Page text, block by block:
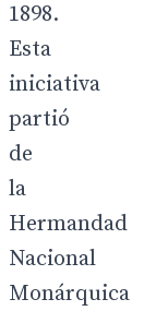
1898.
Esta
iniciativa
partió
de
la
Hermandad
Nacional
Monárquica